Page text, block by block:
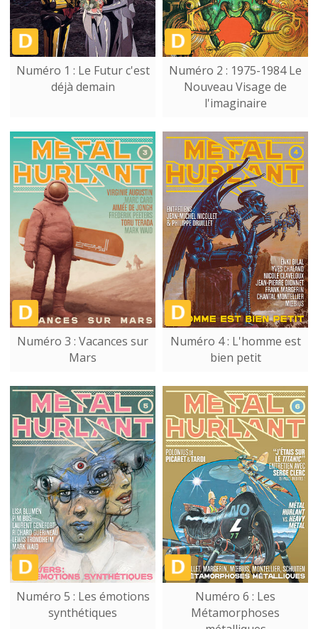
Numéro 1 : Le Futur c'est
déjà demain
Numéro 2 : 1975-1984 Le
Nouveau Visage de
l'imaginaire
Numéro 3 : Vacances sur
Mars
Numéro 4 : L'homme est
bien petit
Numéro 5 : Les émotions
synthétiques
Numéro 6 : Les
Métamorphoses